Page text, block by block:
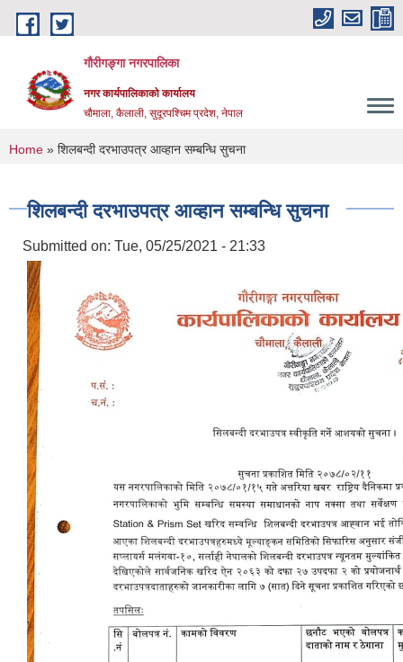
Skip to main content
गौरीगङ्गा नगरपालिका
नगर कार्यपालिकाको कार्यालय
चौमाला, कैलाली, सुदूरपश्चिम प्रदेश, नेपाल
You are here
Home » शिलबन्दी दरभाउपत्र आव्हान सम्बन्धि सुचना
शिलबन्दी दरभाउपत्र आव्हान सम्बन्धि सुचना
Submitted on: Tue, 05/25/2021 - 21:33